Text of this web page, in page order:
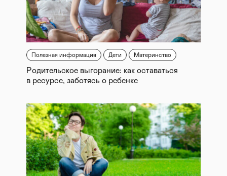
Полезная информация Дети Материнство
Родительское выгорание: как оставаться
в ресурсе, заботясь о ребенке